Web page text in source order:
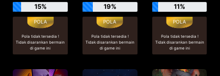
15%
Pola tidak tersedia !
Tidak disarankan bermain
di game ini
19%
Pola tidak tersedia !
Tidak disarankan bermain
di game ini
11%
Pola tidak tersedia !
Tidak disarankan bermain
di game ini